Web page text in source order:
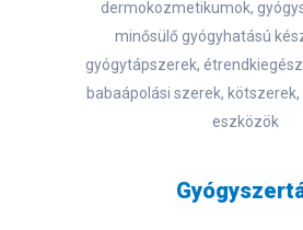
dermokozmetikumok,
minősülő gyógyhatású
gyógytápszerek,
babaápolási szerek,
eszközök